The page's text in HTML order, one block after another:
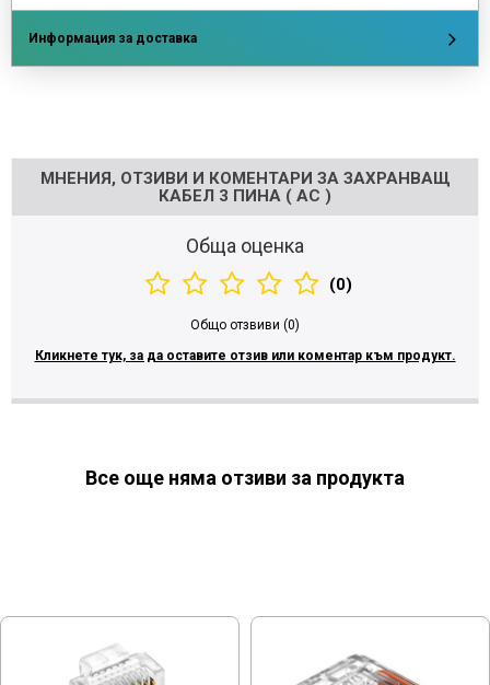
Информация за доставка
МНЕНИЯ, ОТЗИВИ И КОМЕНТАРИ ЗА ЗАХРАНВАЩ
КАБЕЛ 3 ПИНА ( AC )
Обща оценка
(0)
Общо отзвиви (0)
Кликнете тук, за да оставите отзив или коментар към продукт.
Все още няма отзиви за продукта